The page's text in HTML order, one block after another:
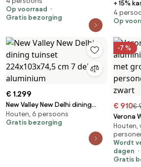
Hartman Sitges/Mateo
Op voorraad
Gratis bezorging
+ 15%
Bellagio | 4 personen | Tuinset
4
Op
€ 1.299
New Valley New Delhi dining
tuinset 224x103x74,5 cm 7
delig aluminium
Houten, 6 persoons
Gratis bezorging
-7 %
€ 910€
Verona
grote
Garden
Houten,
Wordt
dagen
Gratis